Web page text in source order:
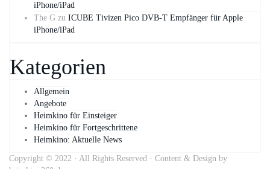
iPhone/iPad
The G zu ICUBE Tivizen Pico DVB-T Empfänger für Apple
iPhone/iPad
Kategorien
Allgemein
Angebote
Heimkino für Einsteiger
Heimkino für Fortgeschrittene
Heimkino: Aktuelle News
Copyright © 2022 · All Rights Reserved · Content & Design by